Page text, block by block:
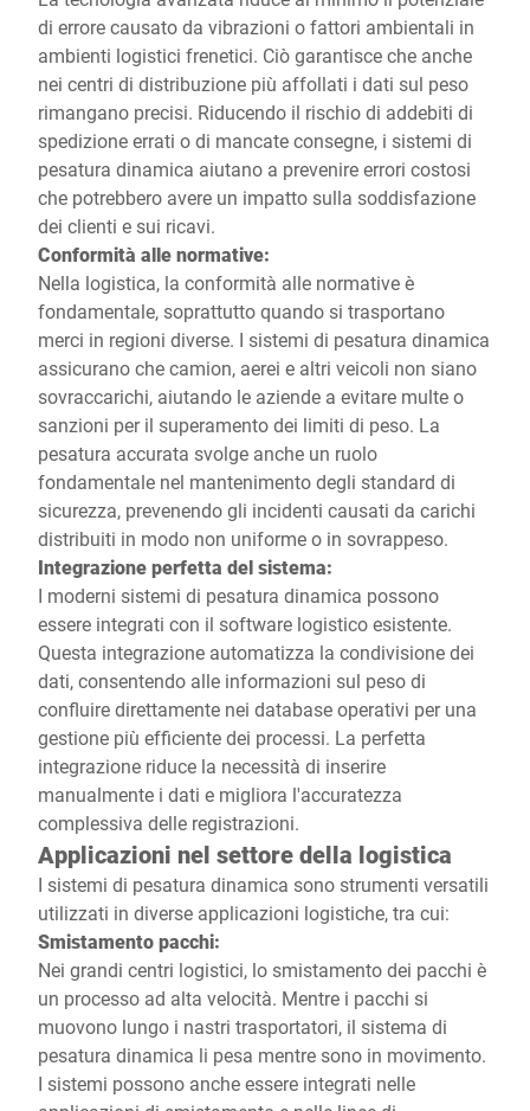
di errore causato da vibrazioni o fattori ambientali in
ambienti logistici frenetici. Ciò garantisce che anche
nei centri di distribuzione più affollati i dati sul peso
rimangano precisi. Riducendo il rischio di addebiti di
spedizione errati o di mancate consegne, i sistemi di
pesatura dinamica aiutano a prevenire errori costosi
che potrebbero avere un impatto sulla soddisfazione
dei clienti e sui ricavi.
Conformità alle normative:
Nella logistica, la conformità alle normative è
fondamentale, soprattutto quando si trasportano
merci in regioni diverse. I sistemi di pesatura dinamica
assicurano che camion, aerei e altri veicoli non siano
sovraccarichi, aiutando le aziende a evitare multe o
sanzioni per il superamento dei limiti di peso. La
pesatura accurata svolge anche un ruolo
fondamentale nel mantenimento degli standard di
sicurezza, prevenendo gli incidenti causati da carichi
distribuiti in modo non uniforme o in sovrappeso.
Integrazione perfetta del sistema:
I moderni sistemi di pesatura dinamica possono
essere integrati con il software logistico esistente.
Questa integrazione automatizza la condivisione dei
dati, consentendo alle informazioni sul peso di
confluire direttamente nei database operativi per una
gestione più efficiente dei processi. La perfetta
integrazione riduce la necessità di inserire
manualmente i dati e migliora l'accuratezza
complessiva delle registrazioni.
Applicazioni nel settore della logistica
I sistemi di pesatura dinamica sono strumenti versatili
utilizzati in diverse applicazioni logistiche, tra cui:
Smistamento pacchi:
Nei grandi centri logistici, lo smistamento dei pacchi è
un processo ad alta velocità. Mentre i pacchi si
muovono lungo i nastri trasportatori, il sistema di
pesatura dinamica li pesa mentre sono in movimento.
I sistemi possono anche essere integrati nelle